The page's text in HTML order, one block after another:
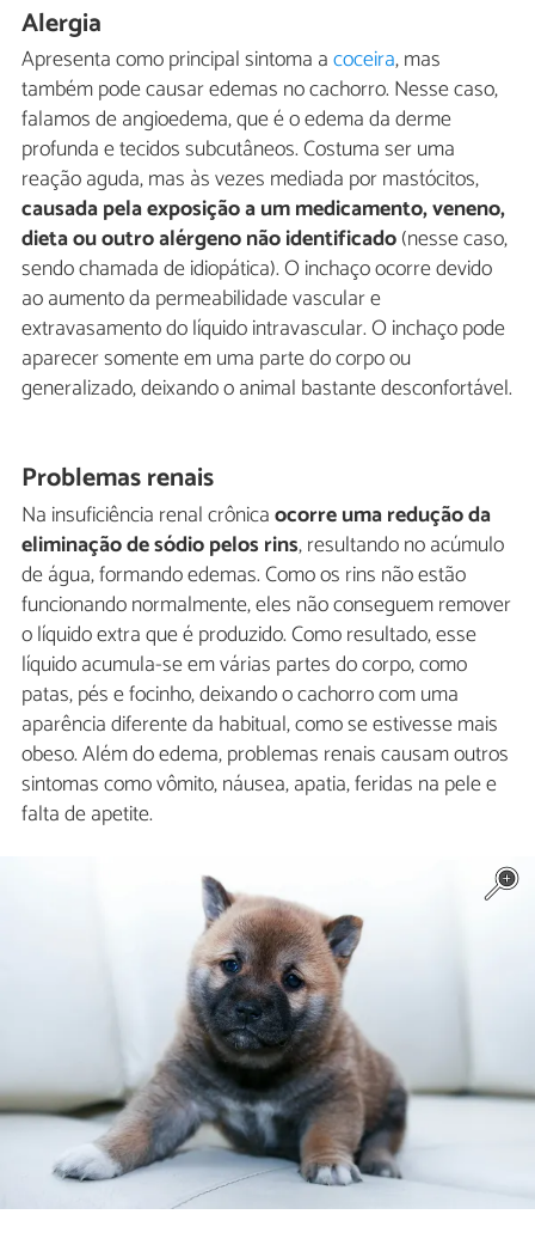
Alergia
Apresenta como principal sintoma acoceira, mas
também pode causar edemas no cachorro. Nesse caso,
falamos de angioedema, que é o edema da derme
profunda e tecidos subcutâneos. Costuma ser uma
reação aguda, mas às vezes mediada por mastócitos,
causada pela exposição a um medicamento, veneno,
dieta ou outro alérgeno não identificado(nesse caso,
sendo chamada de idiopática). O inchaço ocorre devido
ao aumento da permeabilidade vascular e
extravasamento do líquido intravascular. O inchaço pode
aparecer somente em uma parte do corpo ou
generalizado, deixando o animal bastante desconfortável.
Problemas renais
Na insuficiência renal crônicaocorre uma redução da
eliminação de sódio pelos rins, resultando no acúmulo
de água, formando edemas. Como os rins não estão
funcionando normalmente, eles não conseguem remover
o líquido extra que é produzido. Como resultado, esse
líquido acumula-se em várias partes do corpo, como
patas, pés e focinho, deixando o cachorro com uma
aparência diferente da habitual, como se estivesse mais
obeso. Além do edema, problemas renais causam outros
sintomas como vômito, náusea, apatia, feridas na pele e
falta de apetite.